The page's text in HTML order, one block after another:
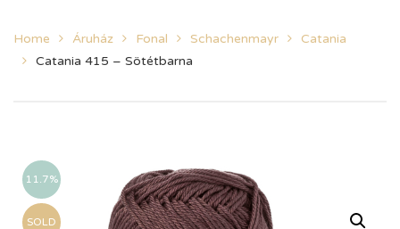
Home Áruház Fonal Schachenmayr
Catania
Catania 415 – Sötétbarna
11.7%
SOLD